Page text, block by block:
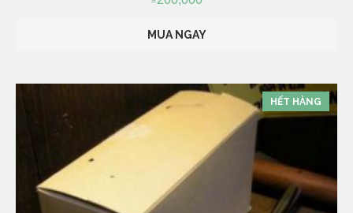
MUA NGAY
HẾT HÀNG